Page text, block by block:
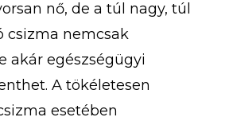
nő, de a túl nagy, túl
csizma nemcsak
akár egészségügyi
A tökéletesen
esetében